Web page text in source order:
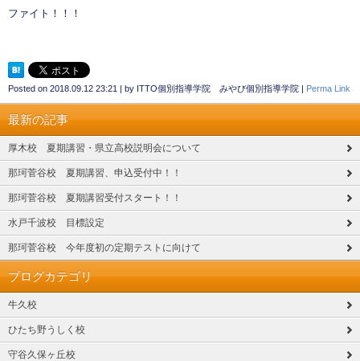
ファイト！！！
Posted on 2018.09.12 23:21 | by ITTO個別指導学院 みやび個別指導学院 | Perma Link
最新の記事
厚木校 夏期講習・県立高校説明会について
那珂菅谷校 夏期講習、申込受付中！！
那珂菅谷校 夏期講習受付スタート！！
水戸千波校 目標設定
那珂菅谷校 今年度初の定期テストに向けて
ブログカテゴリ
牛久校
ひたち野うしく校
守谷久保ヶ丘校